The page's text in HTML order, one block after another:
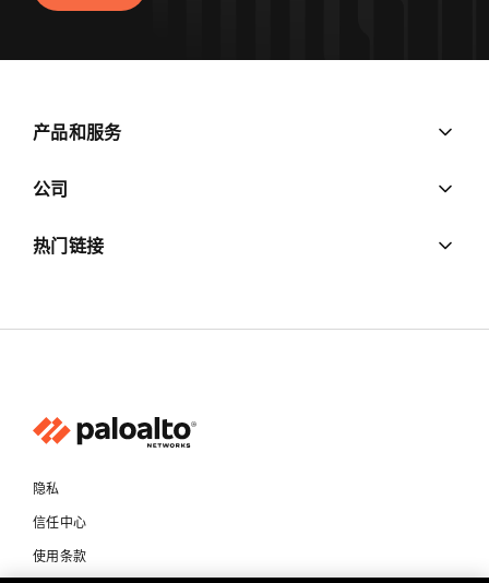
产品和服务
公司
热门链接
隐私
信任中心
使用条款